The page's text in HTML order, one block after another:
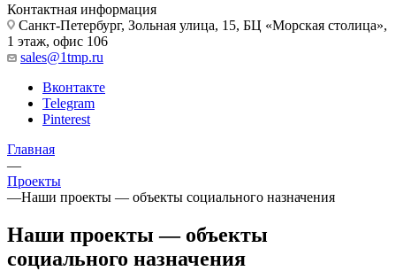
Контактная информация
Санкт-Петербург, Зольная улица, 15, БЦ «Морская столица»,
1 этаж, офис 106
sales@1tmp.ru
Вконтакте
Telegram
Pinterest
Главная
—
Проекты
—Наши проекты — объекты социального назначения
Наши проекты — объекты
социального назначения